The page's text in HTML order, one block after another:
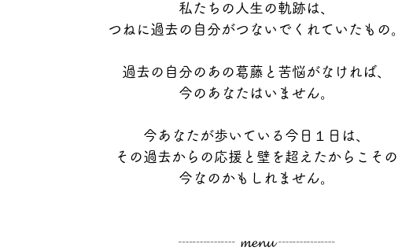
私たちの人生の軌跡は、
つねに過去の自分がつないでくれていたもの。
過去の自分のあの葛藤と苦悩がなければ、
今のあなたはいません。
今あなたが歩いている今日１日は、
その過去からの応援と壁を超えたからこその
今なのかもしれません。
┈┈┈┈ 𝓶𝓮𝓷𝓾 ┈┈┈┈